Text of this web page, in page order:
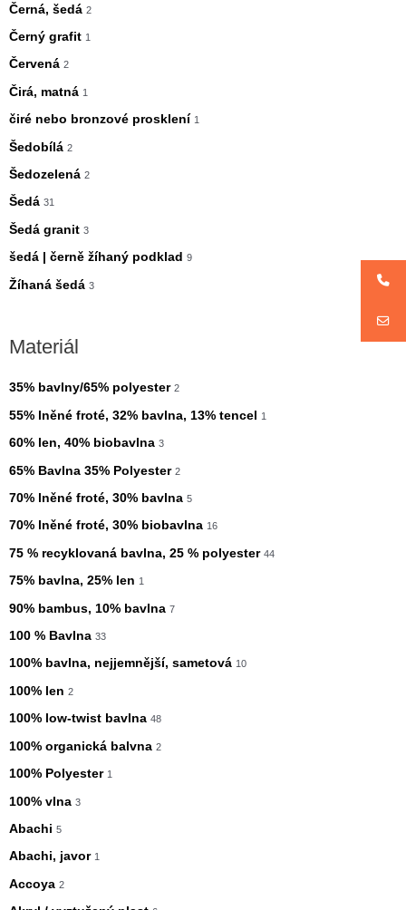
Černá, šedá 2
Černý grafit 1
Červená 2
Čirá, matná 1
čiré nebo bronzové prosklení 1
Šedobílá 2
Šedozelená 2
Šedá 31
Šedá granit 3
šedá | černě žíhaný podklad 9
Žíhaná šedá 3
Materiál
35% bavlny/65% polyester 2
55% lněné froté, 32% bavlna, 13% tencel 1
60% len, 40% biobavlna 3
65% Bavlna 35% Polyester 2
70% lněné froté, 30% bavlna 5
70% lněné froté, 30% biobavlna 16
75 % recyklovaná bavlna, 25 % polyester 44
75% bavlna, 25% len 1
90% bambus, 10% bavlna 7
100 % Bavlna 33
100% bavlna, nejjemnější, sametová 10
100% len 2
100% low-twist bavlna 48
100% organická balvna 2
100% Polyester 1
100% vlna 3
Abachi 5
Abachi, javor 1
Accoya 2